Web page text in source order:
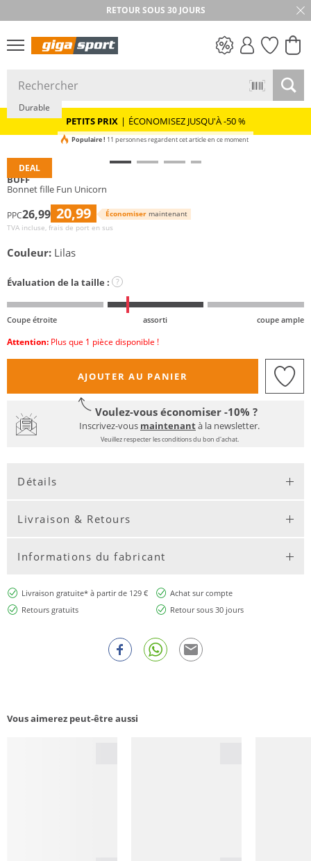
RETOUR SOUS 30 JOURS
PETITS PRIX
PETITS PRIX | ÉCONOMISEZ JUSQU'À -50 %
DEAL
Durable
Populaire ! 11 personnes regardent cet article en ce moment
BUFF
Bonnet fille Fun Unicorn
PPC26,99 20,99 Économiser maintenant
TVA incluse, frais de port en sus
Couleur: Lilas
Évaluation de la taille : ?
Coupe étroite assorti coupe ample
Attention: Plus que 1 pièce disponible !
AJOUTER AU PANIER
Voulez-vous économiser -10% ?
Inscrivez-vous maintenantà la newsletter.
Veuillez respecter les conditions du bon d'achat.
Détails
Livraison & Retours
Informations du fabricant
Livraison gratuite* à partir de 129 €
Achat sur compte
Retours gratuits
Retour sous 30 jours
Vous aimerez peut-être aussi